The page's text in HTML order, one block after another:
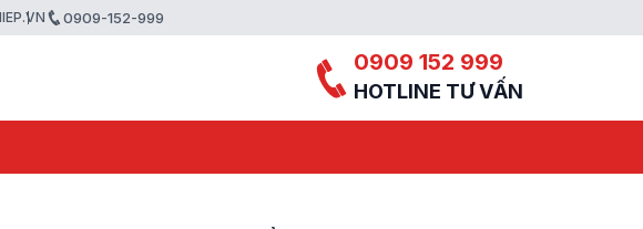
0909-152-999
0909 152 999
HOTLINE TƯ VẤN